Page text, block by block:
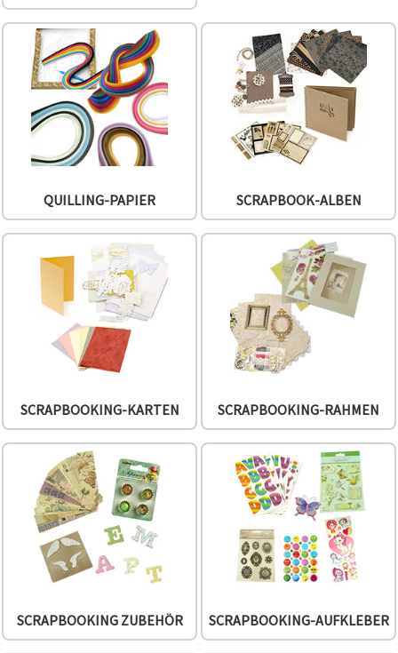
können Sie
jederzeit
ändern
widerrufen.
Impressum
Datenschutzerklärung
Cookie-
Richtlinie
Alle
Cookie-
Einstellungen
QUILLING-PAPIER SCRAPBOOK-ALBEN
SCRAPBOOKING-KARTEN SCRAPBOOKING-RAHMEN
SCRAPBOOKING ZUBEHÖR SCRAPBOOKING-AUFKLEBER